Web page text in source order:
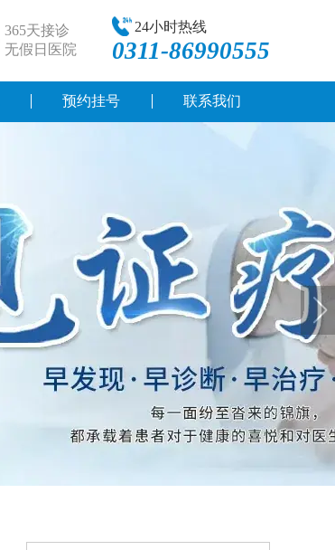
365天接诊
无假日医院
24小时热线
0311-86990555
预约挂号 联系我们